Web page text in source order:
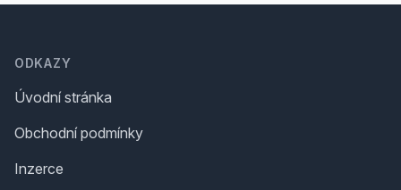
ODKAZY
Úvodní stránka
Obchodní podmínky
Inzerce